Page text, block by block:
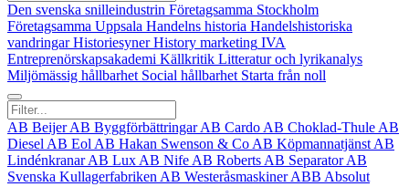
Den svenska snilleindustrin Företagsamma Stockholm
Företagsamma Uppsala Handelns historia Handelshistoriska
vandringar Historiesyner History marketing IVA
Entreprenörskapsakademi Källkritik Litteratur och lyrikanalys
Miljömässig hållbarhet Social hållbarhet Starta från noll
AB Beijer AB Byggförbättringar AB Cardo AB Choklad-Thule AB
Diesel AB Eol AB Hakan Swenson & Co AB Köpmannatjänst AB
Lindénkranar AB Lux AB Nife AB Roberts AB Separator AB
Svenska Kullagerfabriken AB Westeråsmaskiner ABB Absolut